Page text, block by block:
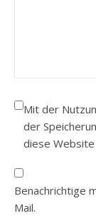
Mit der
der
diese
Benachrichtige
Mail.